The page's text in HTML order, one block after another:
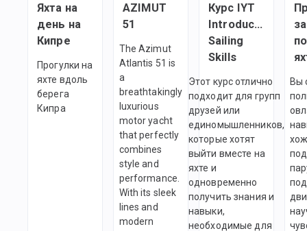
Яхта на
день на
Кипре
Прогулки на
яхте вдоль
берега
Кипра
AZIMUT
51
The Azimut
Atlantis 51 is
a
breathtakingly
luxurious
motor yacht
that perfectly
combines
style and
performance.
With its sleek
lines and
modern
Курс IYT
Introductory
Sailing
Skills
Этот курс отлично
подходит для групп
друзей или
единомышленников,
которые хотят
выйти вместе на
яхте и
одновременно
получить знания и
навыки,
необходимые для
по
Вы
под
под